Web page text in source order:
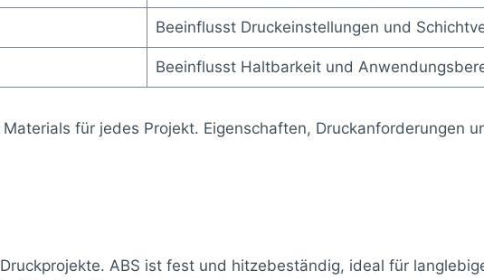
Beeinflusst Druckeinstellungen und
Beeinflusst Haltbarkeit und
für jedes Projekt. Eigenschaften, Druckanforderungen
ABS ist fest und hitzebeständig, ideal für